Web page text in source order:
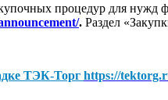
процедур для
. Раздел
ТЭК-Торг https://